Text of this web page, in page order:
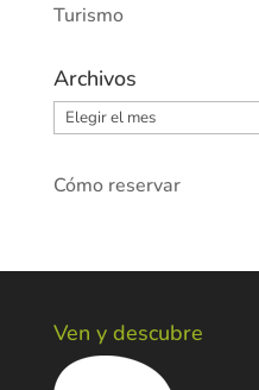
Turismo
Archivos
Archivos
Cómo reservar
Ven y descubre